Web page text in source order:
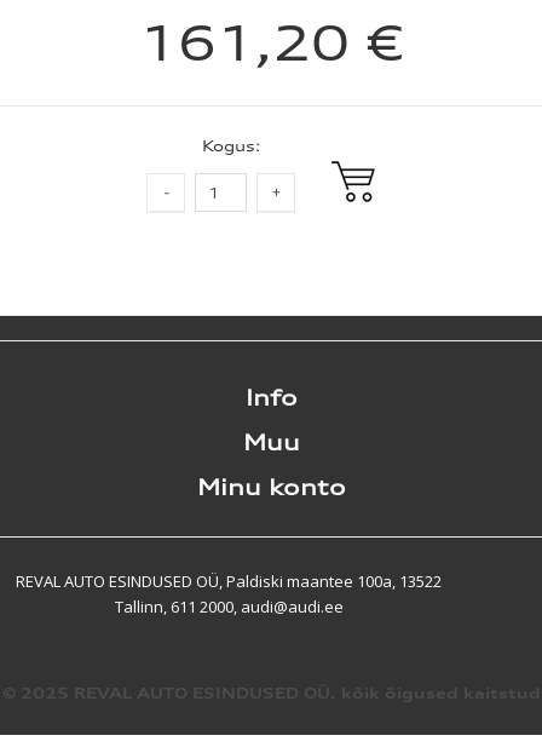
161,20 €
Kogus:
Info
Muu
Minu konto
REVAL AUTO ESINDUSED OÜ, Paldiski maantee 100a, 13522
Tallinn, 611 2000, audi@audi.ee
© 2025 REVAL AUTO ESINDUSED OÜ. kõik õigused kaitstud